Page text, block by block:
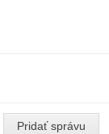
Pridať správu